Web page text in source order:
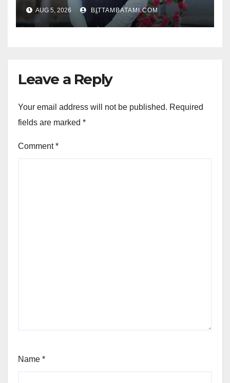
AUG 5, 2026 BITTAMBATAMI.COM
Leave a Reply
Your email address will not be published. Required
fields are marked *
Comment*
Name *